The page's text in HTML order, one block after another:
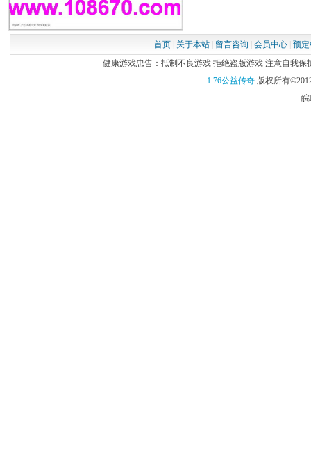
首页| 关于本站| 留言咨询 会员中心| 预
健康游戏忠告：抵制不良游戏 拒绝盗版游戏 注意自我保
1.76公益传奇版权所有
皖